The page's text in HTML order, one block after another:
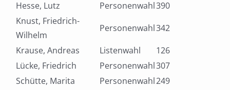
Hesse, Lutz
Personenwahl390
Knust, Friedrich-
Wilhelm
Personenwahl342
Krause, Andreas
Listenwahl
126
Lücke, Friedrich
Personenwahl307
Schütte, Marita
Personenwahl249